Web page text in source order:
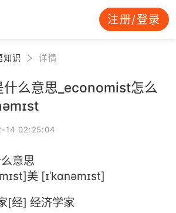
注册/登录
知识 详情
么意思_economist怎么
14 02:25:04
意思
美 [ɪˈkɑnəmɪst]
[经] 经济学家